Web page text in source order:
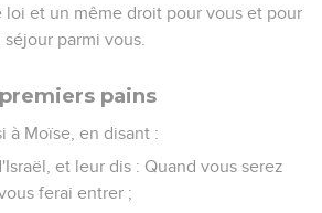
loi et un même droit pour vous et pour
parmi vous.
pains
à Moïse, en disant :
et leur dis : Quand vous serez
ferai entrer ;